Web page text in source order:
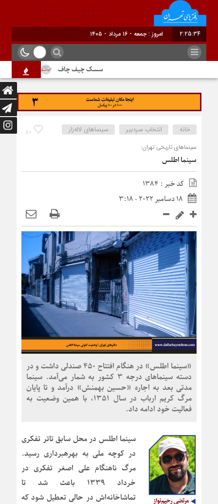
2:25:34 امروز : جمعه - ۱۶ مرداد - ۱۴۰۵
سسک چیف چاف دم جنبانک ابلق
80 خانه انتخاب سردبیر سینماهای لاله‌زار
سینماهای تاریخی تهران:
سینما اطلس
کد خبر : 1384
18 دسامبر 2022 - 3:18
«سینما اطلس» در هنگام افتتاح ۴۵۰ صندلی داشت و در
دسته سینماهای درجه ۳ کشور به شمار می‌آمد. سینما
مدتی بعد به اجاره «حسین بهمنش» درآمد و تا پایان
مرگ کریم ارباب در سال ۱۳۵۱، با همین وضعیت به
فعالیت خود ادامه داد.
سینما اطلس در محل سابق تاتر تفکری
در کوچه ملی به بهره‎برداری رسید.
مرگ ناهنگام علی اصغر تفکری در
خرداد ۱۳۳۹ باعث شد تا
تماشاخانه‌اش در حالی تعطیل شود که